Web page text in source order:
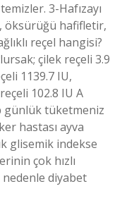
3-Hafızayı
öksürüğü hafifletir,
reçel hangisi?
çilek reçeli 3.9
1139.7 IU,
102.8 IU A
günlük tüketmeniz
hastası ayva
glisemik indekse
çok hızlı
diyabet